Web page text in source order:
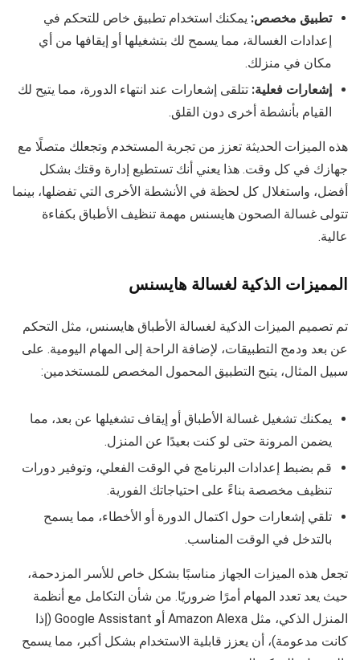
تطبيق مخصص: يمكنك استخدام تطبيق خاص للتحكم في
إعدادات الغسالة، مما يسمح لك بتشغيلها أو إيقافها من أي
مكان في منزلك.
إشعارات فعلية: تتلقى إشعارات عند انتهاء الدورة، مما يتيح لك
القيام بأنشطة أخرى دون القلق.
هذه الميزات الحديثة تعزز من تجربة المستخدم وتجعلك متصلًا مع
جهازك في كل وقت. هذا يعني أنك تستطيع إدارة وقتك بشكل
أفضل، واستغلال كل لحظة في الأنشطة الأخرى التي تفضلها، بينما
تتولى غسالة الصحون هايسنس مهمة تنظيف الأطباق بكفاءة
عالية.
المميزات الذكية لغسالة هايسنس
تم تصميم الميزات الذكية لغسالة الأطباق هايسنس، مثل التحكم
عن بعد ودمج التطبيقات، لإضافة الراحة إلى المهام اليومية. على
سبيل المثال، يتيح التطبيق المحمول المخصص للمستخدمين:
يمكنك تشغيل غسالة الأطباق أو إيقاف تشغيلها عن بعد، مما
يضمن المرونة حتى لو كنت بعيدًا عن المنزل.
قم بضبط إعدادات البرنامج في الوقت الفعلي، وتوفير دورات
تنظيف مخصصة بناءً على احتياجاتك الفورية.
تلقي إشعارات حول اكتمال الدورة أو الأخطاء، مما يسمح
بالتدخل في الوقت المناسب.
تجعل هذه الميزات الجهاز مناسبًا بشكل خاص للأسر المزدحمة،
حيث يعد تعدد المهام أمرًا ضروريًا. من شأن التكامل مع أنظمة
المنزل الذكي، مثل Amazon Alexa أو Google Assistant (إذا
كانت مدعومة)، أن يعزز قابلية الاستخدام بشكل أكبر، مما يسمح